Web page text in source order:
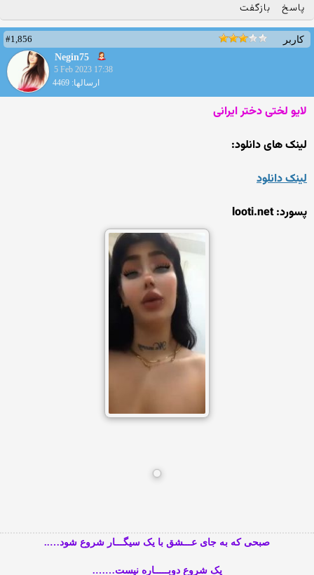
پاسخ بازگفت
کاربر
#1,856
Negin75
5 Feb 2023 17:38
ارسالها: 4469
لایو لختی دختر ایرانی
لینک های دانلود:
لینک دانلود
پسورد: looti.net
صبحی که به جای عـــشق با یک سیگـــار شروع شود…..
یک شروع دوبـــــاره نیست…….